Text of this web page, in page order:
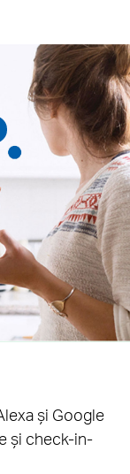
și Google
și check-in-